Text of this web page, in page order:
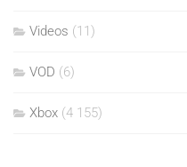
Videos (11)
VOD (6)
Xbox (4 155)